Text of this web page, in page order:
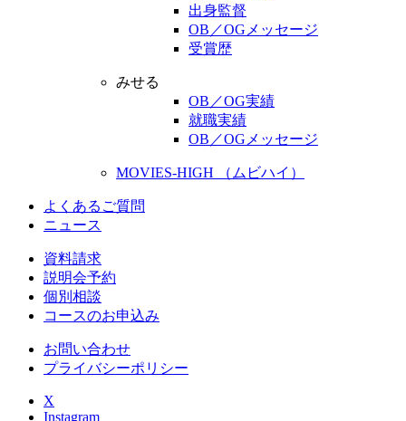
出身監督
OB／OGメッセージ
受賞歴
みせる
OB／OG実績
就職実績
OB／OGメッセージ
MOVIES-HIGH （ムビハイ）
よくあるご質問
ニュース
資料請求
説明会予約
個別相談
コースのお申込み
お問い合わせ
プライバシーポリシー
X
Instagram